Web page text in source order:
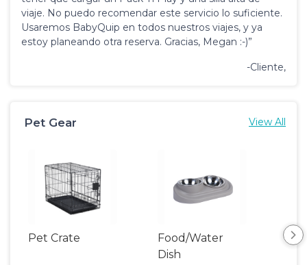
viaje. No puedo recomendar este servicio lo suficiente.
Usaremos BabyQuip en todos nuestros viajes, y ya
estoy planeando otra reserva. Gracias, Megan :-)”
-Cliente,
Pet Gear View All
Pet Crate
Food/Water
Dish